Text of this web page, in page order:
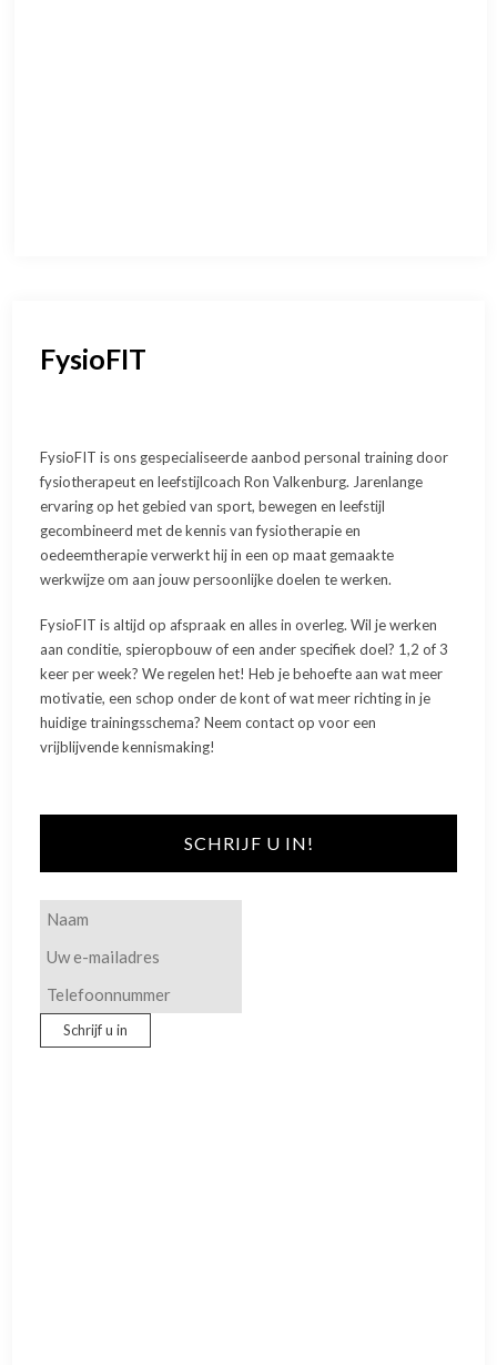
FysioFIT
FysioFIT is ons gespecialiseerde aanbod personal training door
fysiotherapeut en leefstijlcoach Ron Valkenburg. Jarenlange
ervaring op het gebied van sport, bewegen en leefstijl
gecombineerd met de kennis van fysiotherapie en
oedeemtherapie verwerkt hij in een op maat gemaakte
werkwijze om aan jouw persoonlijke doelen te werken.
FysioFIT is altijd op afspraak en alles in overleg. Wil je werken
aan conditie, spieropbouw of een ander specifiek doel? 1,2 of 3
keer per week? We regelen het! Heb je behoefte aan wat meer
motivatie, een schop onder de kont of wat meer richting in je
huidige trainingsschema? Neem contact op voor een
vrijblijvende kennismaking!
SCHRIJF U IN!
Schrijf u in